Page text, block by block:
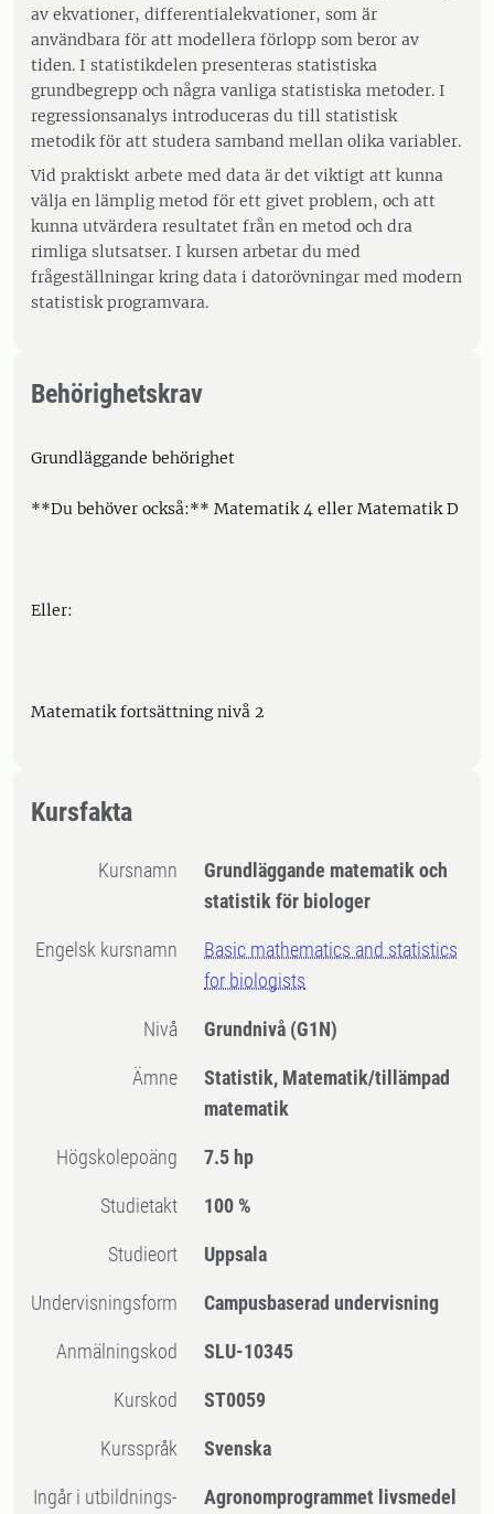
av ekvationer, differentialekvationer, som är
användbara för att modellera förlopp som beror av
tiden. I statistikdelen presenteras statistiska
grundbegrepp och några vanliga statistiska metoder. I
regressionsanalys introduceras du till statistisk
metodik för att studera samband mellan olika variabler.
Vid praktiskt arbete med data är det viktigt att kunna
välja en lämplig metod för ett givet problem, och att
kunna utvärdera resultatet från en metod och dra
rimliga slutsatser. I kursen arbetar du med
frågeställningar kring data i datorövningar med modern
statistisk programvara.
Behörighetskrav
Grundläggande behörighet
**Du behöver också:** Matematik 4 eller Matematik D
Eller:
Matematik fort­sättning nivå 2
Kursfakta
Kursnamn
Grundläggande matematik och
statistik för biologer
Engelsk kursnamn
Basic mathematics and statistics
for biologists
Nivå Grundnivå (G1N)
Ämne
Statistik, Matematik/tillämpad
matematik
högskolepoäng 7.5 hp
Studietakt 100 %
Studieort Uppsala
Undervisningsform Campusbaserad undervisning
Anmälningskod SLU-10345
Kurskod ST0059
Kursspråk Svenska
Ingår i utbildnings- Agronomprogrammet livsmedel